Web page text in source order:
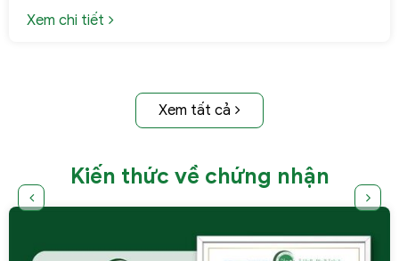
Singapore). Đây là dấu mốc chiến lược phản ánh
quả hơn cho các sản phẩm Halal Việt Nam trên thị
Xem chi tiết
Xem tất cả
Kiến thức về chứng nhận
FORM ĐĂNG KÝ